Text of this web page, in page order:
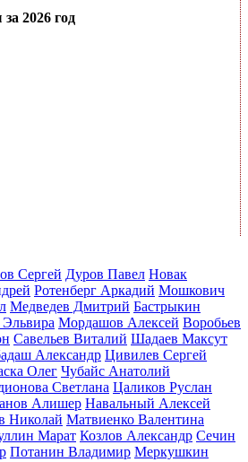
2026 год
Сергей Дуров Павел Новак
Ротенберг Аркадий Мошкович
Медведев Дмитрий Бастрыкин
Мордашов Алексей Воробьев
Савельев Виталий Шадаев Максут
Александр Цивилев Сергей
Олег Чубайс Анатолий
Светлана Цаликов Руслан
Алишер Навальный Алексей
Николай Матвиенко Валентина
Марат Козлов Александр Сечин
Потанин Владимир Меркушкин